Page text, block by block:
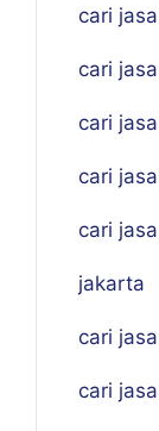
cari
cari
cari
cari
cari
jakarta
cari
cari